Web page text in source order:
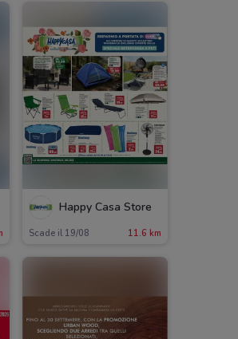
Happy Casa Store
Scade il 19/08 11.6 km